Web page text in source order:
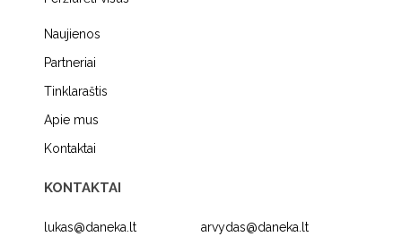
Naujienos
Partneriai
Tinklaraštis
Apie mus
Kontaktai
KONTAKTAI
lukas@daneka.lt
arvydas@daneka.lt